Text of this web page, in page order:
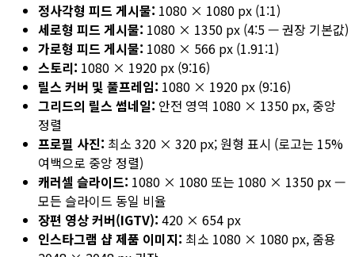
정사각형 피드 게시물: 1080 × 1080 px (1:1)
세로형 피드 게시물: 1080 × 1350 px (4:5 — 권장 기본값)
가로형 피드 게시물: 1080 × 566 px (1.91:1)
스토리: 1080 × 1920 px (9:16)
릴스 커버 및 풀프레임: 1080 × 1920 px (9:16)
그리드의 릴스 썸네일: 안전 영역 1080 × 1350 px, 중앙
정렬
프로필 사진: 최소 320 × 320 px; 원형 표시 (로고는 15%
여백으로 중앙 정렬)
캐러셀 슬라이드: 1080 × 1080 또는 1080 × 1350 px —
모든 슬라이드 동일 비율
장편 영상 커버(IGTV): 420 × 654 px
인스타그램 샵 제품 이미지: 최소 1080 × 1080 px, 줌용